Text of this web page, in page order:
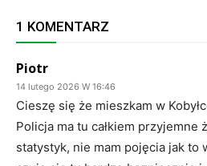
1 KOMENTARZ
Piotr
14 lutego 2026 W 16:46
Cieszę się że mieszkam w
Policja ma tu całkiem przyjemne
statystyk, nie mam pojęcia jak to